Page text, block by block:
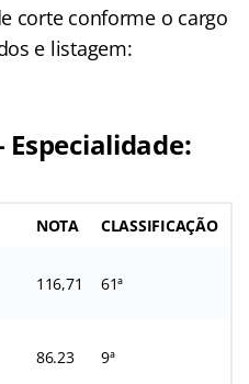
corte conforme o cargo
e listagem:
Especialidade:
NOTA CLASSIFICAÇÃO
116,71 61ª
86.23 9ª